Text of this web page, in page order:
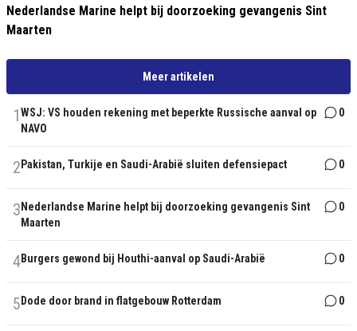
Nederlandse Marine helpt bij doorzoeking gevangenis Sint
Maarten
Meer artikelen
1WSJ: VS houden rekening met beperkte Russische aanval op
NAVO
0
2 Pakistan, Turkije en Saudi-Arabië sluiten defensiepact 0
3 Nederlandse Marine helpt bij doorzoeking gevangenis Sint
Maarten
0
4Burgers gewond bij Houthi-aanval op Saudi-Arabië 0
5 Dode door brand in flatgebouw Rotterdam 0